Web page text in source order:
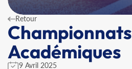
Retour
Championnats
Académiques
9 Avril 2025